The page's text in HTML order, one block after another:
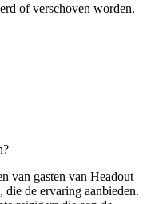
of verschoven worden.
van gasten van Headout
die de ervaring aanbieden.